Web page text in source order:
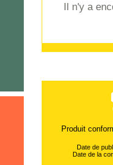
Il n'y a
Produit
Date de
Date de la